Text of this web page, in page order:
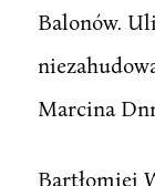
Balonów.
Marcina
Bartłomiej